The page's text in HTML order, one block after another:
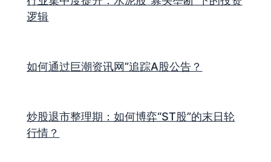
逻辑
如何通过巨潮资讯网”追踪A股公告？
炒股退市整理期：如何博弈“ST股”的末日轮
行情？